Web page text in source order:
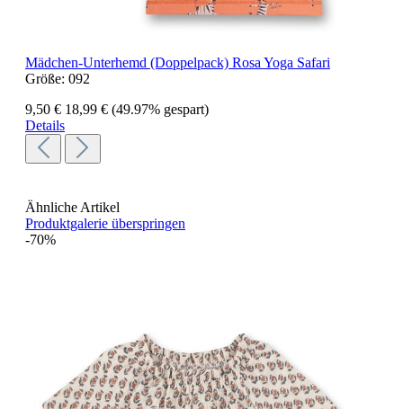
Mädchen-Unterhemd (Doppelpack) Rosa Yoga Safari
Größe: 092
9,50 € 18,99 € (49.97% gespart)
Details
Ähnliche Artikel
Produktgalerie überspringen
-70%